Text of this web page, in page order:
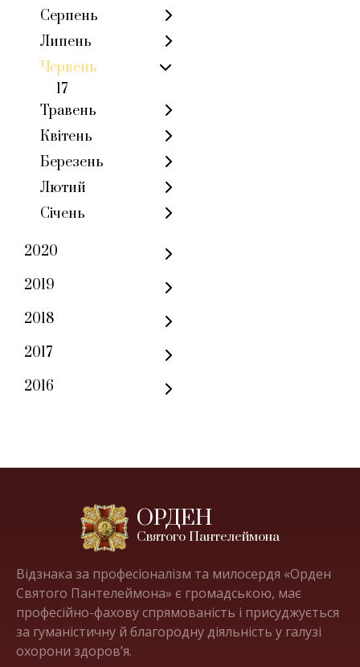
Серпень
Липень
Червень
17
Травень
Квітень
Березень
Лютий
Січень
2020
2019
2018
2017
2016
ОРДЕН
Святого Пантелеймона
Відзнака за професіоналізм та милосердя «Орден
Святого Пантелеймона» є громадською, має
професійно-фахову спрямованість і присуджується
за гуманістичну й благородну діяльність у галузі
охорони здоров’я.